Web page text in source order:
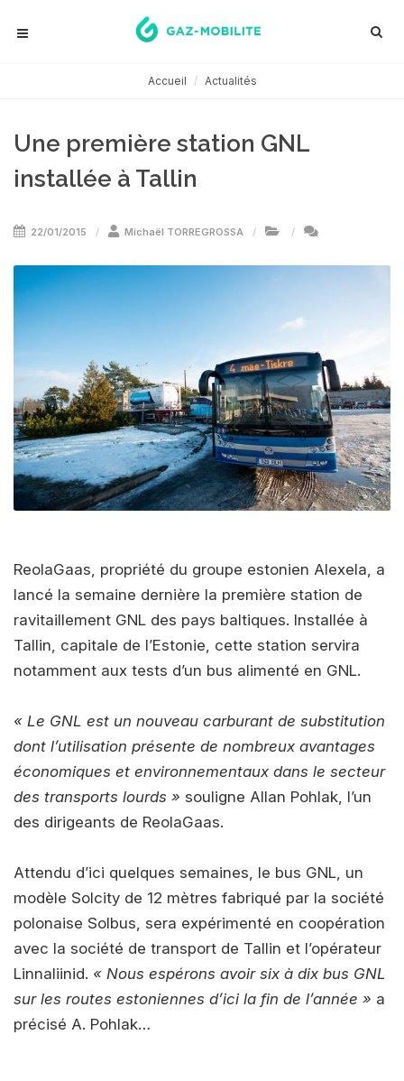
Accueil Actualités
Une première station GNL
installée à Tallin
22/01/2015 Michaël TORREGROSSA
ReolaGaas, propriété du groupe estonien Alexela, a
lancé la semaine dernière la première station de
ravitaillement GNL des pays baltiques. Installée à
Tallin, capitale de l’Estonie, cette station servira
notamment aux tests d’un bus alimenté en GNL.
« Le GNL est un nouveau carburant de substitution
dont l’utilisation présente de nombreux avantages
économiques et environnementaux dans le secteur
des transports lourds » souligne Allan Pohlak, l’un
des dirigeants de ReolaGaas.
Attendu d’ici quelques semaines, le bus GNL, un
modèle Solcity de 12 mètres fabriqué par la société
polonaise Solbus, sera expérimenté en coopération
avec la société de transport de Tallin et l’opérateur
Linnaliinid. « Nous espérons avoir six à dix bus GNL
sur les routes estoniennes d’ici la fin de l’année » a
précisé A. Pohlak…